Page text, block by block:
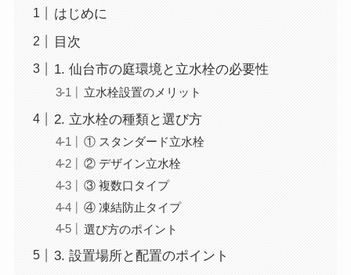
はじめに
目次
1. 仙台市の庭環境と立水栓の必要性
立水栓設置のメリット
2. 立水栓の種類と選び方
① スタンダード立水栓
② デザイン立水栓
③ 複数口タイプ
④ 凍結防止タイプ
選び方のポイント
3. 設置場所と配置のポイント